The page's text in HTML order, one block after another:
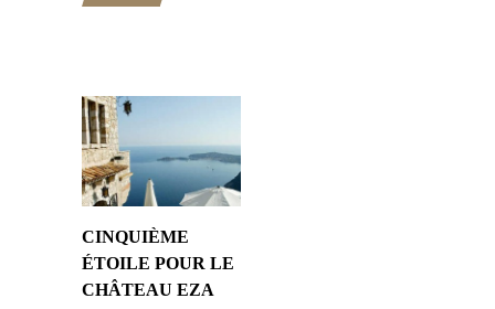
CINQUIÈME
ÉTOILE POUR LE
CHÂTEAU EZA